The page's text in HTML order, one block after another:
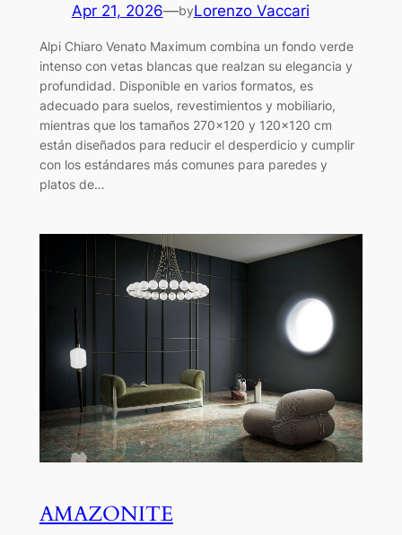
Apr 21, 2026—byLorenzo Vaccari
Alpi Chiaro Venato Maximum combina un fondo verde
intenso con vetas blancas que realzan su elegancia y
profundidad. Disponible en varios formatos, es
adecuado para suelos, revestimientos y mobiliario,
mientras que los tamaños 270×120 y 120×120 cm
están diseñados para reducir el desperdicio y cumplir
con los estándares más comunes para paredes y
platos de…
AMAZONITE